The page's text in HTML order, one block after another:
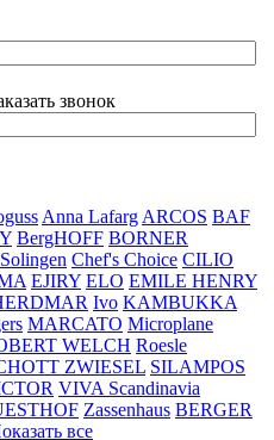
звонок
Anna Lafarg ARCOS BAF
BergHOFF BORNER
Chef's Choice CILIO
EJIRY ELO EMILE HENRY
Ivo KAMBUKKA
MARCATO Microplane
WELCH Roesle
ZWIESEL SILAMPOS
VIVA Scandinavia
Zassenhaus BERGER
все